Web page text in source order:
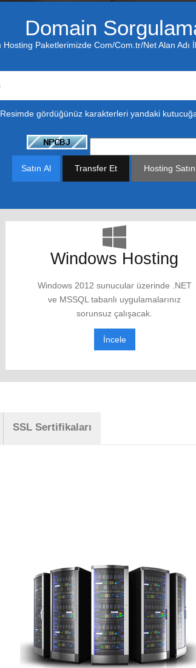
Domain
Hosting Paketlerimizde Com/Com.tr/Net Alan Adı
Resimde gördüğünüz karakterleri yandaki kutucuğa
Windows Hosting
Windows 2012 sunucular üzerinde .NET
ve MSSQL tabanlı uygulamalarınız
sorunsuz çalışacak.
İncele
SSL Sertifikaları